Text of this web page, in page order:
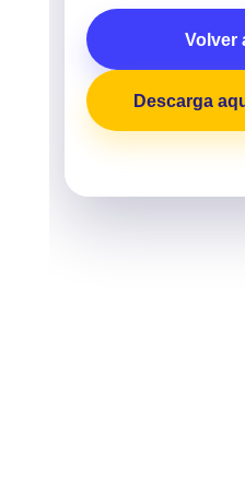
Volver
Descarga